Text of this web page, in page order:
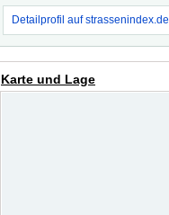
Detailprofil auf strassenindex.de
Karte und Lage